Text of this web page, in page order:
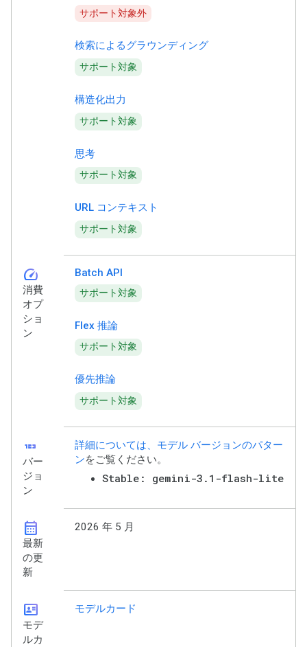
サポート対象外
検索によるグラウンディング
サポート対象
構造化出力
サポート対象
思考
サポート対象
URL コンテキスト
サポート対象
speed
消費
オプ
ショ
ン
Batch API
サポート対象
Flex 推論
サポート対象
優先推論
サポート対象
123
バー
ジョ
ン
詳細については、モデル バージョンのパター
ンをご覧ください。
Stable: gemini-3.1-flash-lite
calendar_month
最新
の更
新
2026 年 5 月
id_card
モデ
ルカ
モデルカード